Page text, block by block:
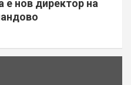
е нов директор на